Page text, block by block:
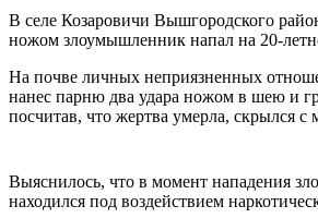
В селе Козаровичи Вышгородского
ножом злоумышленник напал на 20-
На почве личных неприязненных
нанес парню два удара ножом в шею и
посчитав, что жертва умерла, скрылся с
Выяснилось, что в момент нападения
находился под воздействием